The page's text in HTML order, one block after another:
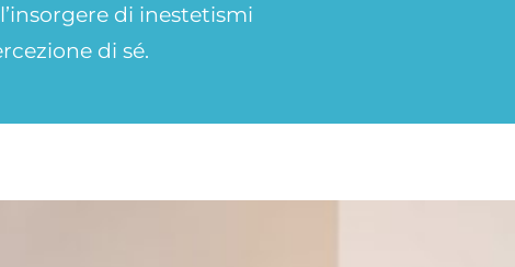
di inestetismi
di sé.